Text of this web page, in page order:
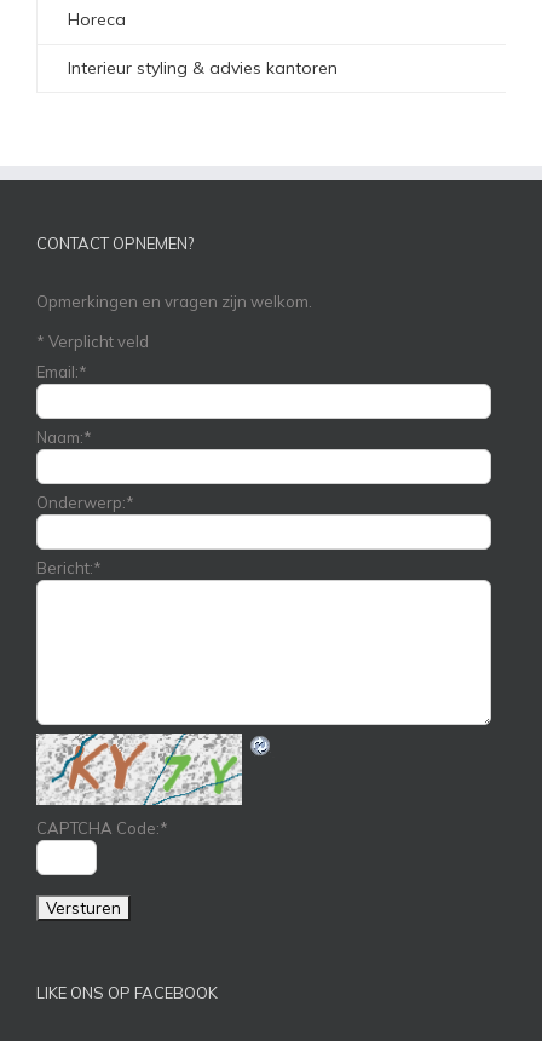
Horeca
Interieur styling & advies kantoren
CONTACT OPNEMEN?
Opmerkingen en vragen zijn welkom.
* Verplicht veld
Email:*
Naam:*
Onderwerp:*
Bericht:*
CAPTCHA Code:*
LIKE ONS OP FACEBOOK